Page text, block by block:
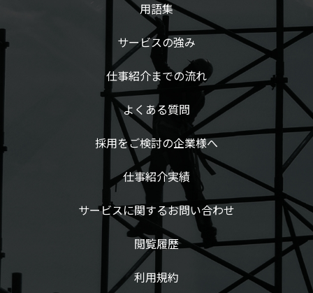
用語集
サービスの強み
仕事紹介までの流れ
よくある質問
採用をご検討の企業様へ
仕事紹介実績
サービスに関するお問い合わせ
閲覧履歴
利用規約